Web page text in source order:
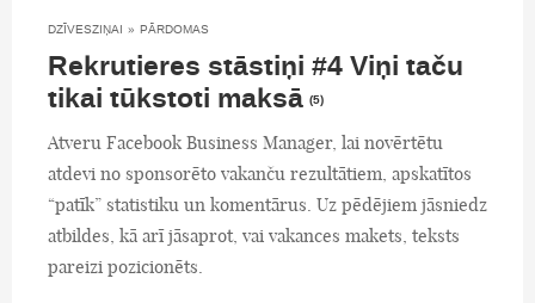
DZĪVESZIŅAI » PĀRDOMAS
Rekrutieres stāstiņi #4 Viņi taču
tikai tūkstoti maksā (5)
Atveru Facebook Business Manager, lai novērtētu
atdevi no sponsorēto vakanču rezultātiem, apskatītos
“patīk” statistiku un komentārus. Uz pēdējiem jāsniedz
atbildes, kā arī jāsaprot, vai vakances makets, teksts
pareizi pozicionēts.